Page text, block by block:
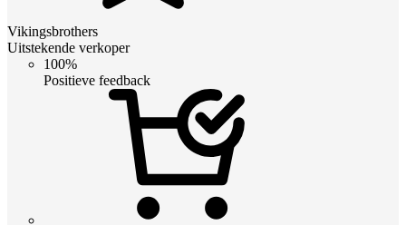
Vikingsbrothers
Uitstekende verkoper
100%
Positieve feedback